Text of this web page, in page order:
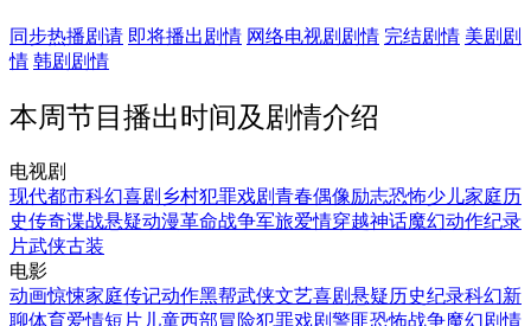
同步热播剧请 即将播出剧情 网络电视剧剧情 完结剧情 美剧剧
情 韩剧剧情
本周节目播出时间及剧情介绍
电视剧
现代都市科幻喜剧 乡村犯罪戏剧青春偶像励志恐怖少儿家庭历
史传奇谍战悬疑动漫革命战争军旅爱情穿越神话魔幻动作纪录
片武侠古装
电影
动画惊悚家庭传记动作黑帮武侠文艺喜剧悬疑历史纪录科幻新
聊体育爱情短片 儿童西部冒险犯罪戏剧警匪恐怖战争魔幻剧情